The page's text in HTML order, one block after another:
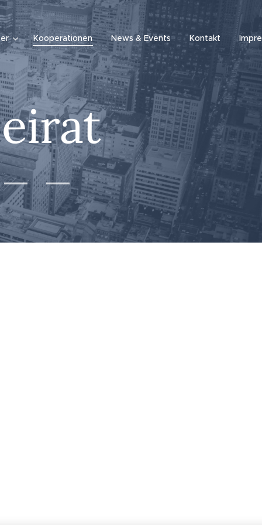
Kooperationen News & Events Kontakt